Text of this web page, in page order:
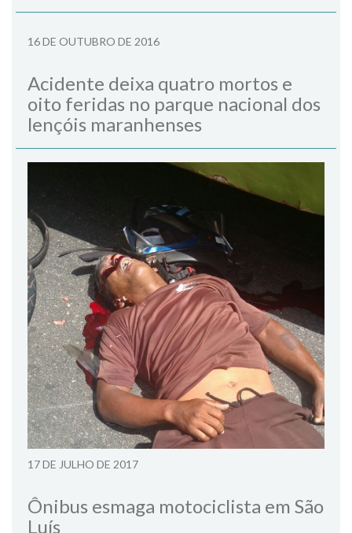
16 DE OUTUBRO DE 2016
Acidente deixa quatro mortos e
oito feridas no parque nacional dos
lençóis maranhenses
17 DE JULHO DE 2017
Ônibus esmaga motociclista em São
Luís